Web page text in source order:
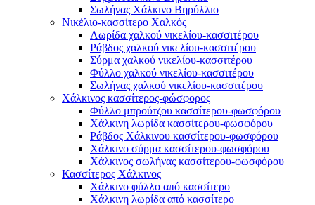
Σωλήνας Χάλκινο Βηρύλλιο
Νικέλιο-κασσίτερο Χαλκός
Λωρίδα χαλκού νικελίου-κασσιτέρου
Ράβδος χαλκού νικελίου-κασσιτέρου
Σύρμα χαλκού νικελίου-κασσιτέρου
Φύλλο χαλκού νικελίου-κασσιτέρου
Σωλήνας χαλκού νικελίου-κασσιτέρου
Χάλκινος κασσίτερος-φώσφορος
Φύλλο μπρούτζου κασσίτερου-φωσφόρου
Χάλκινη λωρίδα κασσίτερου-φωσφόρου
Ράβδος Χάλκινου κασσίτερου-φωσφόρου
Χάλκινο σύρμα κασσίτερου-φωσφόρου
Χάλκινος σωλήνας κασσίτερου-φωσφόρου
Κασσίτερος Χάλκινος
Χάλκινο φύλλο από κασσίτερο
Χάλκινη λωρίδα από κασσίτερο